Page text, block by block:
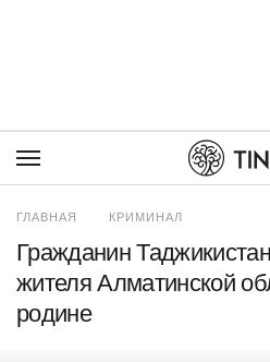
ГЛАВНАЯ КРИМИНАЛ
Гражданин
жителя Алматинской
родине